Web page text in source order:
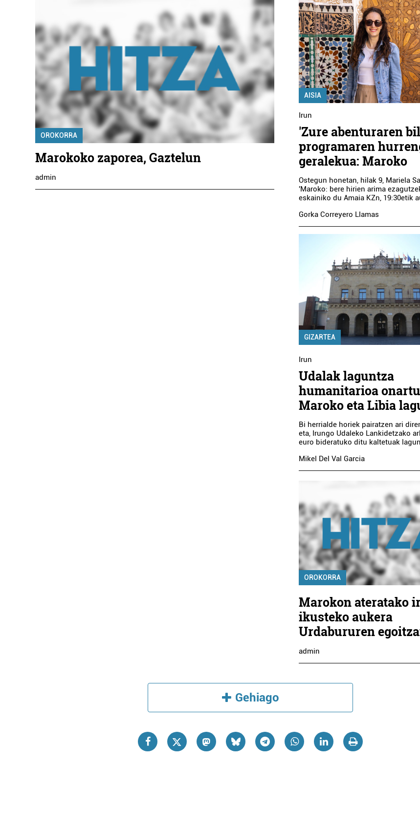
OROKORRA
Marokoko zaporea, Gaztelun
admin
AISIA
Irun
'Zure abenturaren
programaren
geralekua: Maroko
Ostegun honetan, hilak 9, Mariela
'Maroko: bere hirien arima
eskainiko du Amaia KZn, 19:30etik
Gorka Correyero Llamas
GIZARTEA
Irun
Udalak laguntza
humanitarioa
Maroko eta Libia
Bi herrialde horiek pairatzen ari
eta, Irungo Udaleko Lankidetzako
euro bideratuko ditu kaltetuak
Mikel Del Val Garcia
OROKORRA
Marokon ateratako
ikusteko aukera
Urdabururen
admin
Gehiago
ESNOIZ JATETXEA
Barne
TM BARNE
Errenteria-